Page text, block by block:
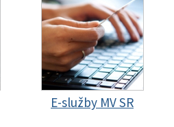
E-služby MV SR